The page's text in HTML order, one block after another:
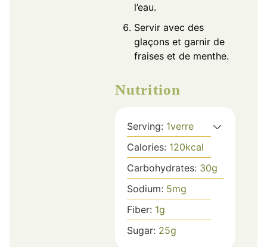
l’eau.
Servir avec des
glaçons et garnir de
fraises et de menthe.
Nutrition
Serving: 1verre
Calories: 120kcal
Carbohydrates: 30g
Sodium: 5mg
Fiber: 1g
Sugar: 25g